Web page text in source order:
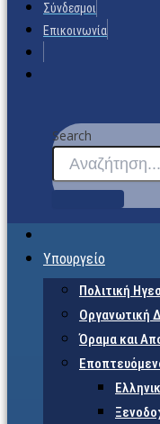
Σύνδεσμοι
Επικοινωνία
Search
Υπουργείο
Πολιτική
Οργανωτική
Όραμα και